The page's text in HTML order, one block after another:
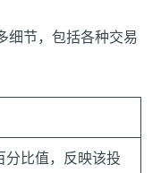
细节，包括各种交易
分比值，反映该投